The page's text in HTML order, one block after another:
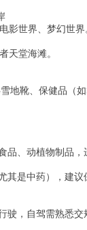
影世界、梦幻世界
天堂海滩。
地靴、保健品（如
品、动植物制品
其是中药），建议
驶，自驾需熟悉交